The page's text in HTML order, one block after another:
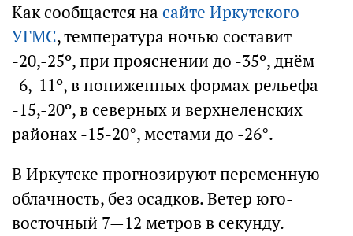
Как сообщается на сайте Иркутского
УГМС, температура ночью составит
-20,-25º, при прояснении до -35º, днём
-6,-11º, в пониженных формах рельефа
-15,-20º, в северных и верхнеленских
районах -15-20°, местами до -26°.
В Иркутске прогнозируют переменную
облачность, без осадков. Ветер юго-
восточный 7—12 метров в секунду.